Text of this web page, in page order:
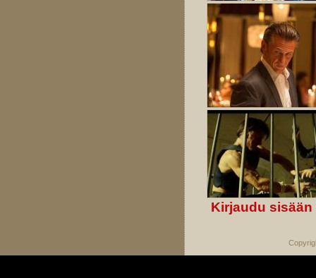
Kirjaudu sisään